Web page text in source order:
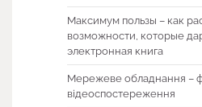
Максимум пользы – как
возможности, которые
электронная книга
Мережеве обладнання –
відеоспостереження